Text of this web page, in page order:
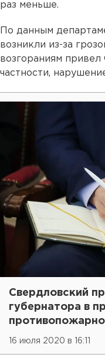
раз меньше.
По данным
возникли из-за
возгораниям привел
частности,
Свердловский
губернатора в
16 июля 2020 в 16:11